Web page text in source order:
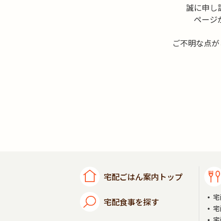
誠に申し
ページ
ご不明な点
宅配ごはん案内トップ
宅配食事を探す